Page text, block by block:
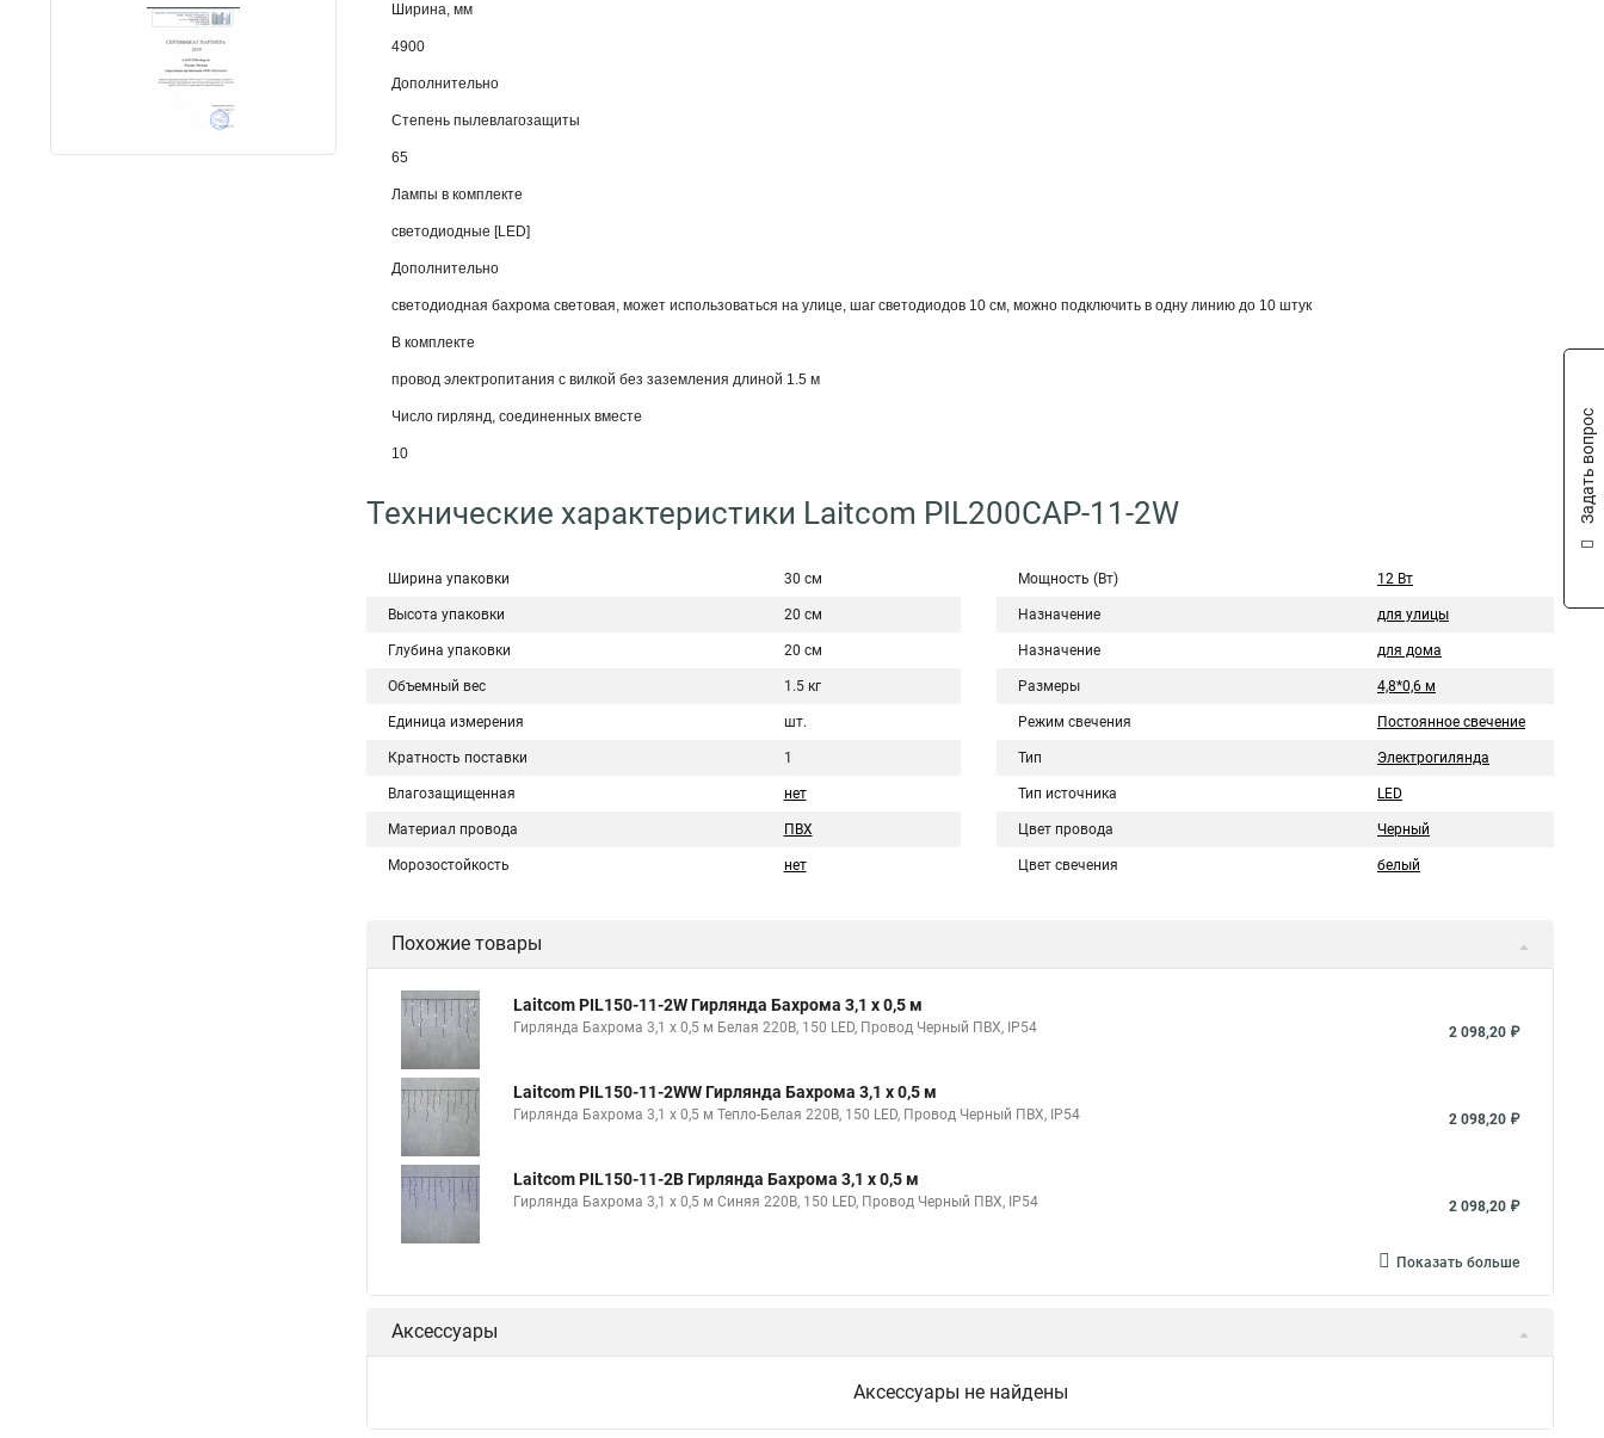
Ширина, мм
4900
Дополнительно
Степень пылевлагозащиты
65
Лампы в комплекте
светодиодные [LED]
Дополнительно
светодиодная бахрома световая, может использоваться на улице, шаг светодиодов 10 см, можно подключить в одну линию до 10 штук
В комплекте
провод электропитания с вилкой без заземления длиной 1.5 м
Число гирлянд, соединенных вместе
10
Технические характеристики Laitcom PIL200CAP-11-2W
Ширина упаковки 30 см
Высота упаковки 20 см
Глубина упаковки 20 см
Объемный вес 1.5 кг
Единица измерения шт.
Кратность поставки 1
Влагозащищенная нет
Материал провода ПВХ
Морозостойкость нет
Мощность (Вт) 12 Вт
Назначение для улицы
Назначение для дома
Размеры 4,8*0,6 м
Режим свечения Постоянное свечение
Тип Электрогилянда
Тип источника LED
Цвет провода Черный
Цвет свечения белый
Похожие товары
Laitcom PIL150-11-2W Гирлянда Бахрома 3,1 x 0,5 м
Гирлянда Бахрома 3,1 x 0,5 м Белая 220В, 150 LED, Провод Черный ПВХ, IP54 2 098,20 ₽
Laitcom PIL150-11-2WW Гирлянда Бахрома 3,1 x 0,5 м
Гирлянда Бахрома 3,1 x 0,5 м Тепло-Белая 220В, 150 LED, Провод Черный ПВХ, IP54 2 098,20 ₽
Laitcom PIL150-11-2B Гирлянда Бахрома 3,1 x 0,5 м
Гирлянда Бахрома 3,1 x 0,5 м Синяя 220В, 150 LED, Провод Черный ПВХ, IP54 2 098,20 ₽
Показать больше
Аксессуары
Аксессуары не найдены
Задать вопрос